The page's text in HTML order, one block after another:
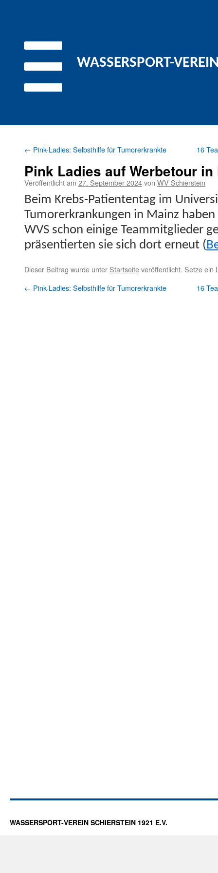
WASSERSPORT-
← Pink-Ladies: Selbsthilfe für Tumorerkrankte 16
Pink Ladies auf Werbetour in
Veröffentlicht am 27. September 2024von WV Schierstein
Beim Krebs-Patien­tentag im
Tumor­erkrankun­gen in Mainz haben
WVS schon einige Team­mit­glieder
präsen­tierten sie sich dort erneut (
Dieser Beitrag wurde unter Startseiteveröffentlicht. Setze ein
← Pink-Ladies: Selbsthilfe für Tumorerkrankte 16
WASSERSPORT-VEREIN SCHIERSTEIN 1921 E.V.